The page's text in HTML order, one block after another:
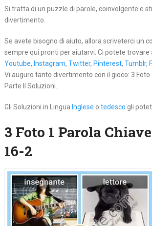
Si tratta di un puzzle di parole, coinvolgente e
divertimento.
Se avete bisogno di aiuto, allora scriveterci un
sempre qui pronti per aiutarvi. Ci potete trovare
Youtube, Instagram, Twitter, Pinterest, Tumblr,
Vi auguro tanto divertimento con il gioco: 3 Foto
Parte II Soluzioni.
Gli Soluzioni in Lingua Inglese o tedesco gli
3 Foto 1 Parola
16-2